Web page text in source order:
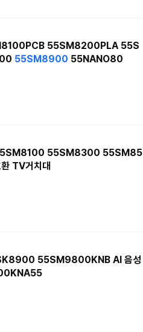
55SM8200PLA 55S
55SM8900 55NANO80
55SM8300 55SM85
TV거치대
55SM9800KNB AI 음성